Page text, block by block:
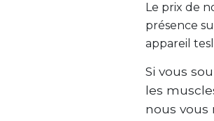
Le prix de
présence
appareil
Si vous
les
nous vous